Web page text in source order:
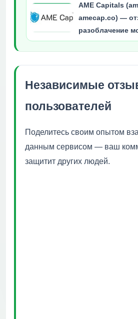
AME Capitals
amecap.co) —
разоблачение
Независимые
пользователей
Поделитесь своим опытом
данным сервисом — ваш
защитит других людей.